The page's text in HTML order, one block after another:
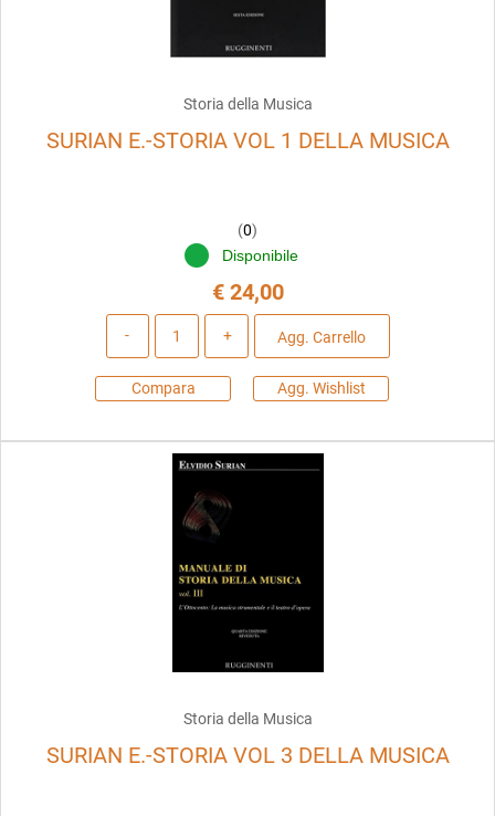
Storia della Musica
SURIAN E.-STORIA VOL 1 DELLA MUSICA
(0)
Disponibile
€ 24,00
Agg. Carrello
Compara Agg. Wishlist
Storia della Musica
SURIAN E.-STORIA VOL 3 DELLA MUSICA